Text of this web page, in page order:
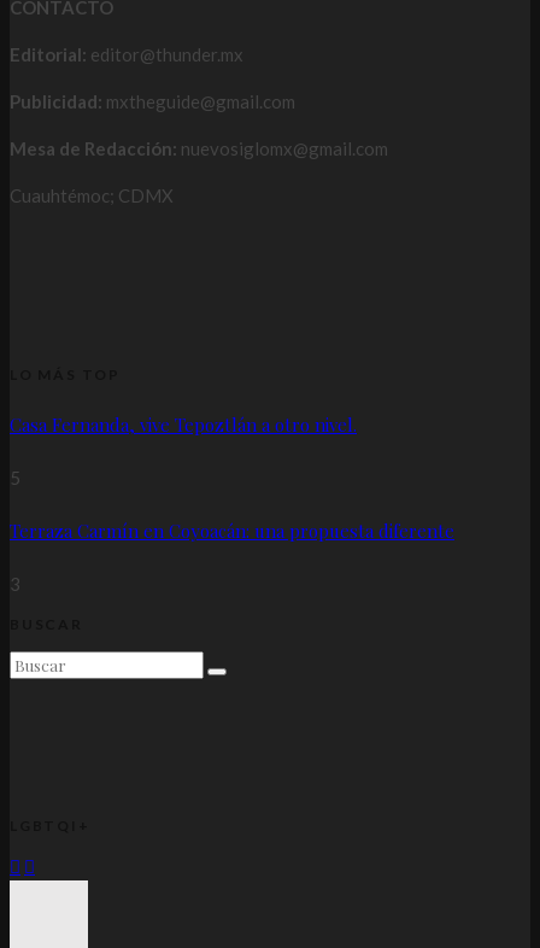
CONTACTO
Editorial: editor@thunder.mx
Publicidad: mxtheguide@gmail.com
Mesa de Redacción: nuevosiglomx@gmail.com
Cuauhtémoc; CDMX
Casa Fernanda, vive Tepoztlán a otro nivel.
5
Terraza Carmín en Coyoacán: una propuesta diferente
3